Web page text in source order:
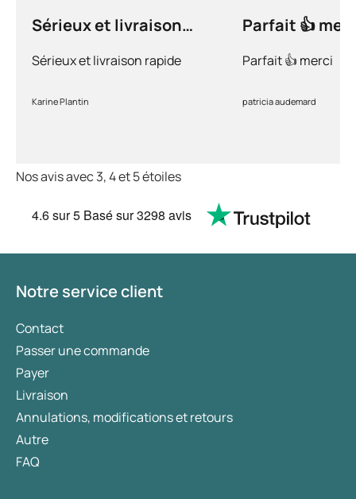
Sérieux et livraison
Sérieux et livraison rapide
Karine Plantin
Parfait 👍
Parfait 👍 merci
patricia audemard
Nos avis avec 3, 4 et 5 étoiles
4.6sur 5 Basé sur3298 avis
Notre service client
Contact
Passer une commande
Payer
Livraison
Annulations, modifications et retours
Autre
FAQ